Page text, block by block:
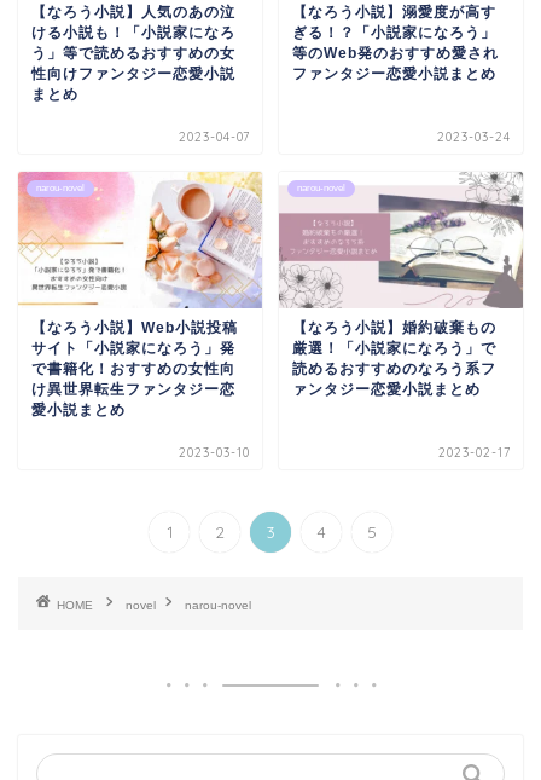
【なろう小説】人気のあの泣
ける小説も！「小説家になろ
う」等で読めるおすすめの女
性向けファンタジー恋愛小説
まとめ
2023-04-07
【なろう小説】溺愛度が高す
ぎる！？「小説家になろう」
等のWeb発のおすすめ愛され
ファンタジー恋愛小説まとめ
2023-03-24
narou-novel
【なろう小説】Web小説投稿
サイト「小説家になろう」発
で書籍化！おすすめの女性向
け異世界転生ファンタジー恋
愛小説まとめ
2023-03-10
narou-novel
【なろう小説】婚約破棄もの
厳選！「小説家になろう」で
読めるおすすめのなろう系フ
ァンタジー恋愛小説まとめ
2023-02-17
1 2 3 4 5
HOME novel narou-novel